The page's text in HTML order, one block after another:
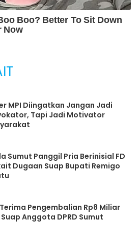
MPI Diingatkan Jangan Jadi
Tapi Jadi Motivator
Sumut Panggil Pria Berinisial FD
Dugaan Suap Bupati Remigo
Terima Pengembalian Rp8 Miliar
Anggota DPRD Sumut